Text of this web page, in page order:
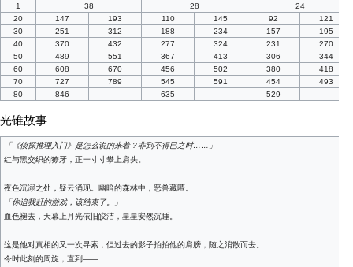
1
38 28
24
20
147 193 110 145 92
121
30
251 312 188 234 157
195
40
370 432 277 324 231
270
50
489 551 367 413 306
344
60
608 670 456 502 380
418
70
727 789 545 591 454
493
80
846 - 635 - 529 -
光锥故事
「《侦探推理入门》是怎么说的来着？非到不得已之时……」
红与黑交织的獠牙，正一寸寸攀上肩头。
夜色沉溺之处，疑云涌现。幽暗的森林中，恶兽藏匿。
「你追我赶的游戏，该结束了。」
血色褪去，天幕上月光依旧皎洁，星星安然沉睡。
这是他对真相的又一次寻索，但过去的影子拍拍他的肩膀，随之消散而去。
今时此刻的周旋，直到——